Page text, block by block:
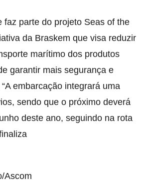
faz parte do projeto Seas of the
da Braskem que visa reduzir
marítimo dos produtos
garantir mais segurança e
embarcação integrará uma
sendo que o próximo deverá
deste ano, seguindo na rota
Ascom